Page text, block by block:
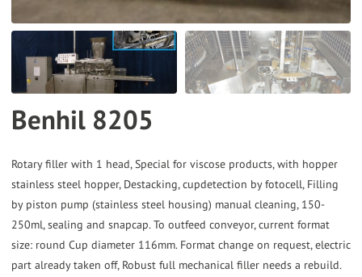
result.
Touch
device
users
can
and
swipe
gestures.
Benhil 8205
Rotary filler with 1 head, Special for viscose products, with hopper
stainless steel hopper, Destacking, cupdetection by fotocell, Filling
by piston pump (stainless steel housing) manual cleaning, 150-
250ml, sealing and snapcap. To outfeed conveyor, current format
size: round Cup diameter 116mm. Format change on request, electric
part already taken off, Robust full mechanical filler needs a rebuild.